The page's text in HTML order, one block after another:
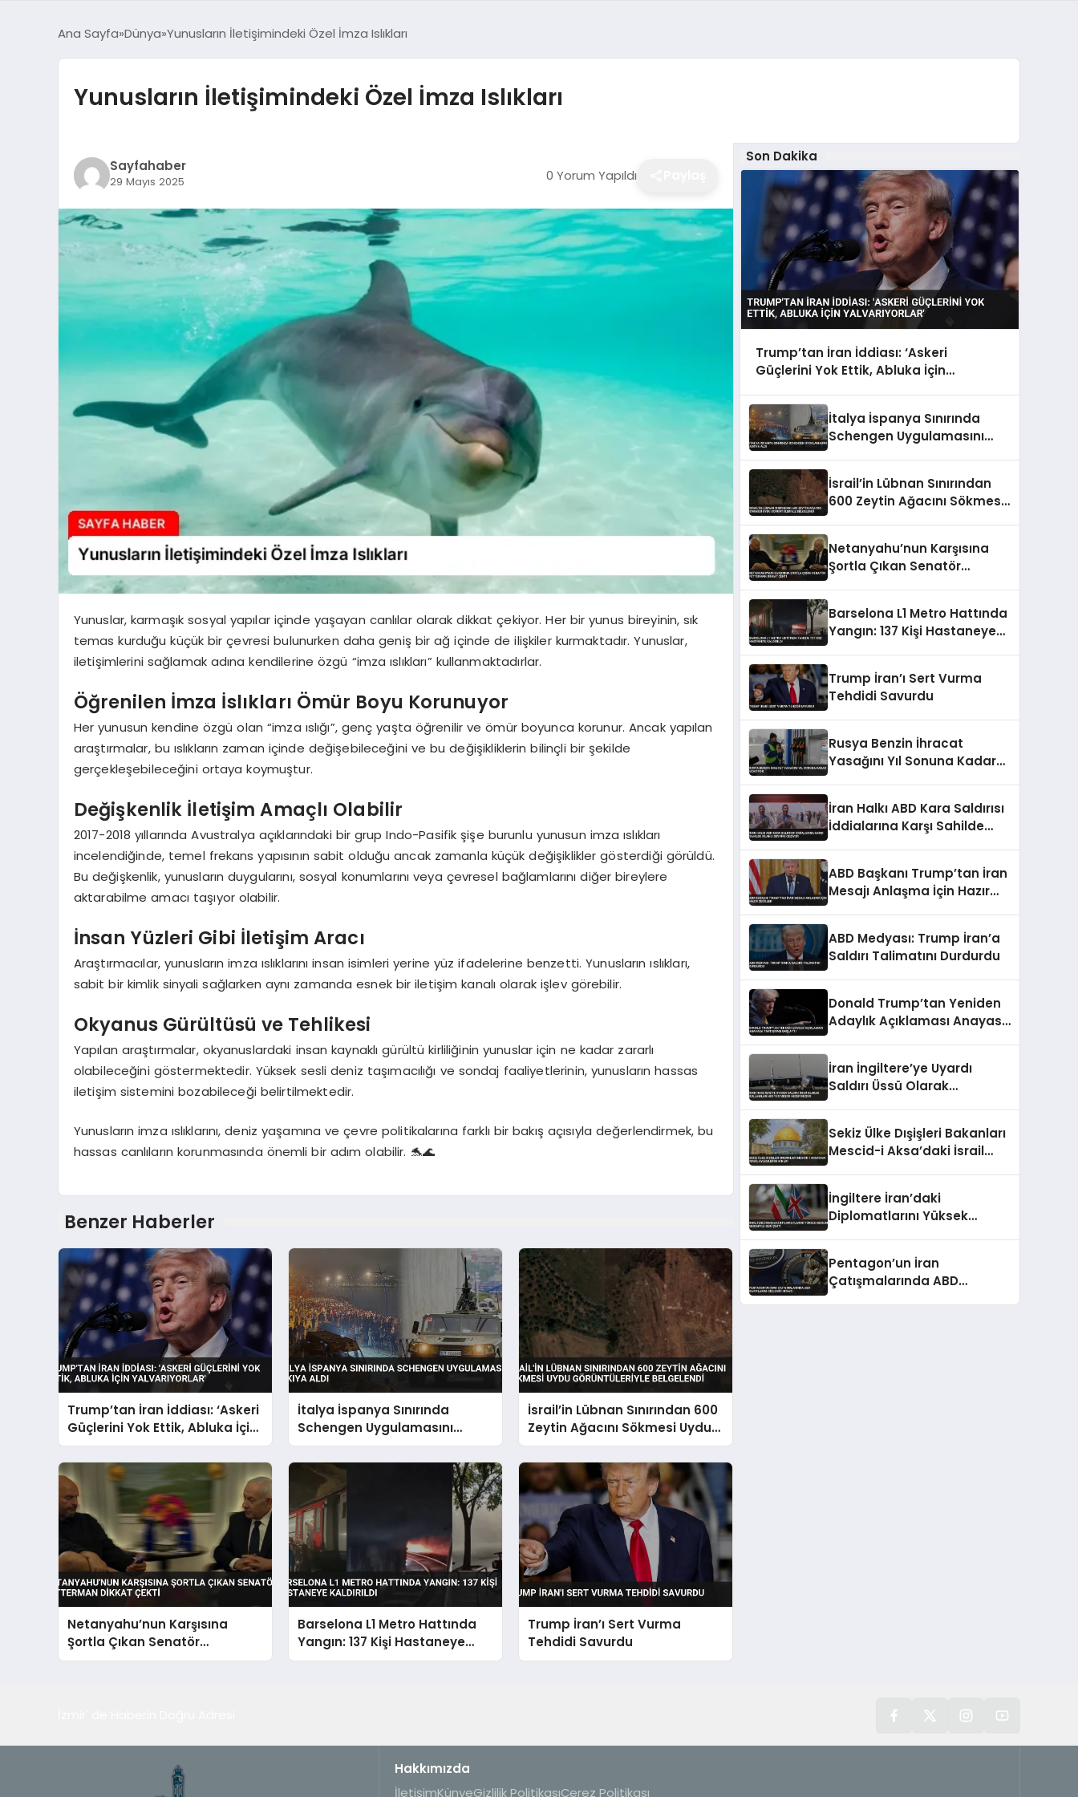
Ana Sayfa Dünya Yunusların İletişimindeki Özel İmza Islıkları
Yunusların İletişimindeki Özel İmza Islıkları
Sayfahaber
29 Mayıs 2025 0 Yorum Yapıldı
Yunuslar, karmaşık sosyal yapılar içinde yaşayan canlılar olarak dikkat çekiyor. Her bir yunus bireyinin, sık
temas kurduğu küçük bir çevresi bulunurken daha geniş bir ağ içinde de ilişkiler kurmaktadır. Yunuslar,
iletişimlerini sağlamak adına kendilerine özgü “imza ıslıkları” kullanmaktadırlar.
Öğrenilen İmza İslıkları Ömür Boyu Korunuyor
Her yunusun kendine özgü olan “imza ıslığı”, genç yaşta öğrenilir ve ömür boyunca korunur. Ancak yapılan
araştırmalar, bu ıslıkların zaman içinde değişebileceğini ve bu değişikliklerin bilinçli bir şekilde
gerçekleşebileceğini ortaya koymuştur.
Değişkenlik İletişim Amaçlı Olabilir
2017-2018 yıllarında Avustralya açıklarındaki bir grup Indo-Pasifik şişe burunlu yunusun imza ıslıkları
incelendiğinde, temel frekans yapısının sabit olduğu ancak zamanla küçük değişiklikler gösterdiği görüldü.
Bu değişkenlik, yunusların duygularını, sosyal konumlarını veya çevresel bağlamlarını diğer bireylere
aktarabilme amacı taşıyor olabilir.
İnsan Yüzleri Gibi İletişim Aracı
Araştırmacılar, yunusların imza ıslıklarını insan isimleri yerine yüz ifadelerine benzetti. Yunusların ıslıkları,
sabit bir kimlik sinyali sağlarken aynı zamanda esnek bir iletişim kanalı olarak işlev görebilir.
Okyanus Gürültüsü ve Tehlikesi
Yapılan araştırmalar, okyanuslardaki insan kaynaklı gürültü kirliliğinin yunuslar için ne kadar zararlı
olabileceğini göstermektedir. Yüksek sesli deniz taşımacılığı ve sondaj faaliyetlerinin, yunusların hassas
iletişim sistemini bozabileceği belirtilmektedir.
Yunusların imza ıslıklarını, deniz yaşamına ve çevre politikalarına farklı bir bakış açısıyla değerlendirmek, bu
hassas canlıların korunmasında önemli bir adım olabilir. 🐬🌊
Benzer Haberler
Trump’tan İran İddiası: ‘Askeri
Güçlerini Yok Ettik, Abluka İçin
Yalvarıyorlar’
İtalya İspanya Sınırında
Schengen Uygulamasını
Askıya Aldı
İsrail’in Lübnan Sınırından 600
Zeytin Ağacını Sökmesi Uydu
Görüntüleriyle Belgelendi
Netanyahu’nun Karşısına
Şortla Çıkan Senatör
Fetterman Dikkat Çekti
Barselona L1 Metro Hattında
Yangın: 137 Kişi Hastaneye
Kaldırıldı
Trump İran’ı Sert Vurma
Tehdidi Savurdu
Son Dakika
Trump’tan İran İddiası: ‘Askeri
Güçlerini Yok Ettik, Abluka İçin
İtalya İspanya Sınırında
Schengen Uygulamasını
İsrail’in Lübnan Sınırından
600 Zeytin Ağacını Sökmesi
Netanyahu’nun Karşısına
Şortla Çıkan Senatör
Barselona L1 Metro Hattında
Yangın: 137 Kişi Hastaneye
Trump İran’ı Sert Vurma
Tehdidi Savurdu
Rusya Benzin İhracat
Yasağını Yıl Sonuna Kadar
İran Halkı ABD Kara Saldırısı
İddialarına Karşı Sahilde
ABD Başkanı Trump’tan İran
Mesajı Anlaşma İçin Hazır
ABD Medyası: Trump İran’a
Saldırı Talimatını Durdurdu
Donald Trump’tan Yeniden
Adaylık Açıklaması Anayasa
İran İngiltere’ye Uyardı
Saldırı Üssü Olarak
Sekiz Ülke Dışişleri Bakanları
Mescid-i Aksa’daki İsrail
İngiltere İran’daki
Diplomatlarını Yüksek
Pentagon’un İran
Çatışmalarında ABD
Hakkımızda
İletişimKünyeGizlilik PolitikasıÇerez Politikası